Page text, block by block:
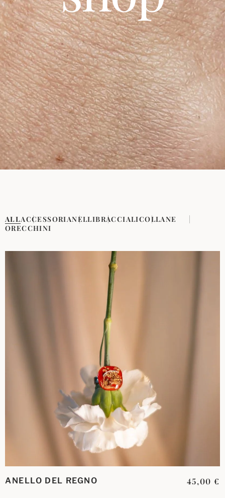
ALLACCESSORIANELLIBRACCIALICOLLANE
ORECCHINI
ANELLO DEL REGNO 45,00€